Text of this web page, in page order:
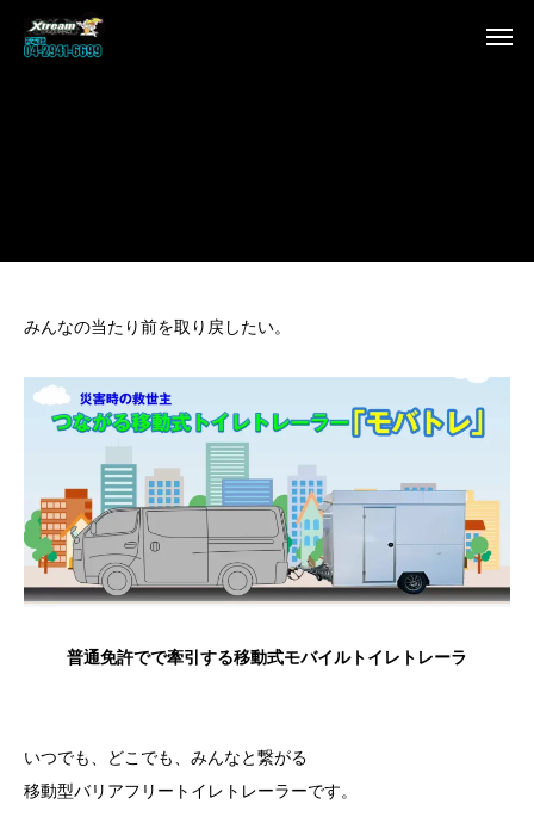
みんなの当たり前を取り戻したい。
普通免許でで牽引する移動式モバイルトイレトレーラ
いつでも、どこでも、みんなと繋がる
移動型バリアフリートイレトレーラーです。